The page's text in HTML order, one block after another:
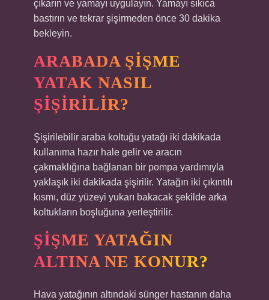
çıkarın ve yamayı uygulayın. Yamayı sıkıca
bastırın ve tekrar şişirmeden önce 30 dakika
bekleyin.
ARABADA ŞIŞME
YATAK NASIL
ŞIŞIRILIR?
Şişirilebilir araba koltuğu yatağı iki dakikada
kullanıma hazır hale gelir ve aracın
çakmaklığına bağlanan bir pompa yardımıyla
yaklaşık iki dakikada şişirilir. Yatağın iki çıkıntılı
kısmı, düz yüzeyi yukarı bakacak şekilde arka
koltukların boşluğuna yerleştirilir.
ŞIŞME YATAĞIN
ALTINA NE KONUR?
Hava yatağının altındaki sünger hastanın daha